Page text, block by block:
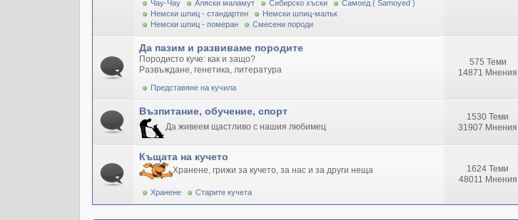
Чау-Чау
Аляски маламут Сибирско хъски
Самоед ( Samoyed )
Немски шпиц - стандартен
Немски шпиц-малък
Немски шпиц - померан
Смесени породи
Да пазим и развиваме породите
Породисто куче: как и защо?
Развъждане, генетика, литература
Представяне на кучила
575 Теми
14871 Мнения
Възпитание, обучение, спорт
Да живеем щастливо с нашия любимец
1530 Теми
31907 Мнения
Къщата на кучето
Хранене, грижи за кучето, за нас и за други неща
Хранене Старите кучета
1624 Теми
48011 Мнения